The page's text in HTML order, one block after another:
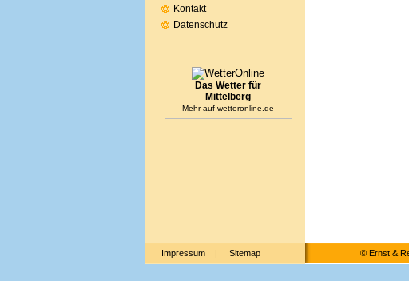
Kontakt
Datenschutz
Das Wetter für
Mittelberg
Mehr auf wetteronline.de
Impressum | Sitemap © Ernst &